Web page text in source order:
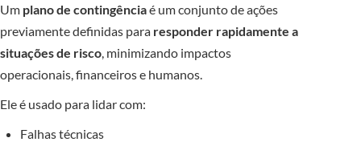
Um plano de contingênciaé um conjunto de ações
previamente definidas para responder rapidamente a
situações de risco, minimizando impactos
operacionais, financeiros e humanos.
Ele é usado para lidar com:
Falhas técnicas